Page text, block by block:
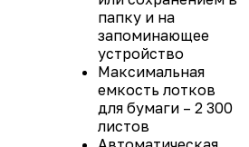
папку и на
запоминающее
устройство
Максимальная
емкость лотков
для бумаги – 2 300
листов